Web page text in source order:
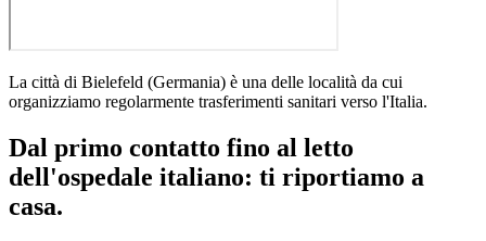
La città di Bielefeld (Germania) è una delle località da cui
organizziamo regolarmente trasferimenti sanitari verso l'Italia.
Dal primo contatto fino al letto
dell'ospedale italiano: ti riportiamo a
casa.